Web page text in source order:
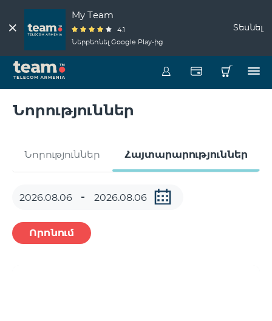
My Team
4.1
Ներբեռնել Google Play-ից
Տեսնել
Նորություններ
Նորություններ Հայտարարություններ
Որոնում